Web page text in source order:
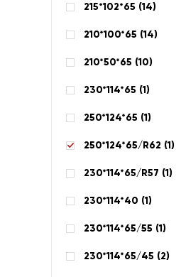
215*102*65 (14)
210*100*65 (14)
210*50*65 (10)
230*114*65 (1)
250*124*65 (1)
250*124*65/R62 (1)
230*114*65/R57 (1)
230*114*40 (1)
230*114*65/55 (1)
230*114*65/45 (2)